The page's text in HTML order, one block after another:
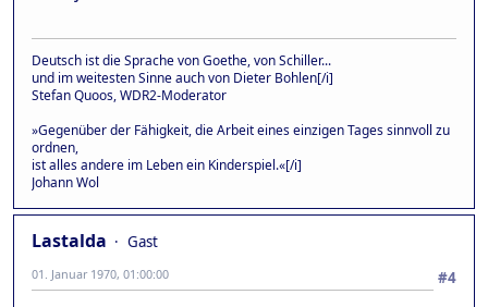
Deutsch ist die Sprache von Goethe, von Schiller...
und im weitesten Sinne auch von Dieter Bohlen[/i]
Stefan Quoos, WDR2-Moderator
»Gegenüber der Fähigkeit, die Arbeit eines einzigen Tages sinnvoll zu
ordnen,
ist alles andere im Leben ein Kinderspiel.«[/i]
Johann Wol
Lastalda
Gast
#4
01. Januar 1970, 01:00:00